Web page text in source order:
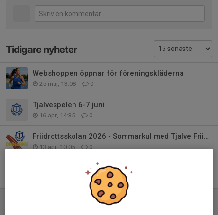
Tidigare nyheter
Webshoppen öppnar för föreningskläderna
25 maj, 13:08 0
Tjalvespelen 6-7 juni
16 apr, 14:35 0
Friidrottsskolan 2026 - Sommarkul med Tjalve Friidrott
13 apr, 10:05 0
Tjalve och Pantamera
0
Årsmöte 25 mars 2026